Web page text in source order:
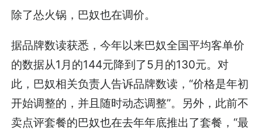
除了怂火锅，巴奴也在调价。
据品牌数读获悉，今年以来巴奴全国平均客单价
的数据从1月的144元降到了5月的130元。对
此，巴奴相关负责人告诉品牌数读，“价格是年初
开始调整的，并且随时动态调整”。另外，此前不
卖点评套餐的巴奴也在去年年底推出了套餐，“最